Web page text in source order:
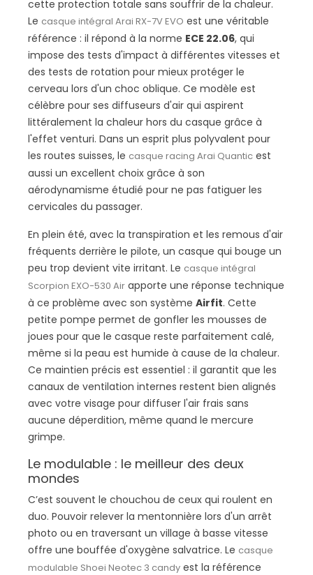
cette protection totale sans souffrir de la chaleur.
Le casque intégral Arai RX-7V EVO est une véritable
référence : il répond à la norme ECE 22.06, qui
impose des tests d'impact à différentes vitesses et
des tests de rotation pour mieux protéger le
cerveau lors d'un choc oblique. Ce modèle est
célèbre pour ses diffuseurs d'air qui aspirent
littéralement la chaleur hors du casque grâce à
l'effet venturi. Dans un esprit plus polyvalent pour
les routes suisses, le casque racing Arai Quantic est
aussi un excellent choix grâce à son
aérodynamisme étudié pour ne pas fatiguer les
cervicales du passager.
En plein été, avec la transpiration et les remous d'air
fréquents derrière le pilote, un casque qui bouge un
peu trop devient vite irritant. Le casque intégral
Scorpion EXO-530 Air apporte une réponse technique
à ce problème avec son système Airfit. Cette
petite pompe permet de gonfler les mousses de
joues pour que le casque reste parfaitement calé,
même si la peau est humide à cause de la chaleur.
Ce maintien précis est essentiel : il garantit que les
canaux de ventilation internes restent bien alignés
avec votre visage pour diffuser l'air frais sans
aucune déperdition, même quand le mercure
grimpe.
Le modulable : le meilleur des deux
mondes
C’est souvent le chouchou de ceux qui roulent en
duo. Pouvoir relever la mentonnière lors d'un arrêt
photo ou en traversant un village à basse vitesse
offre une bouffée d'oxygène salvatrice. Le casque
modulable Shoei Neotec 3 candy est la référence